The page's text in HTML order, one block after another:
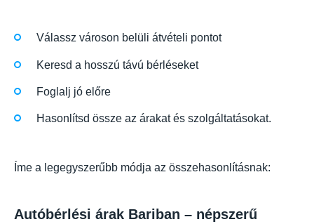
Válassz városon belüli átvételi pontot
Keresd a hosszú távú bérléseket
Foglalj jó előre
Hasonlítsd össze az árakat és szolgáltatásokat.
Íme a legegyszerűbb módja az összehasonlításnak:
Autóbérlési árak Bariban – népszerű